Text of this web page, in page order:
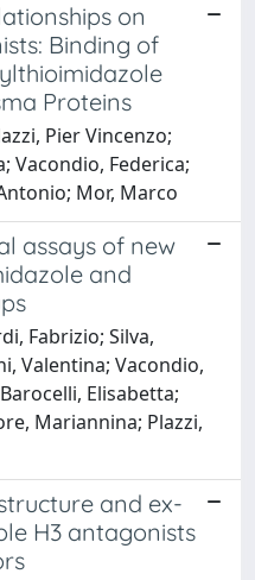
on
Binding of
Proteins
Pier Vincenzo;
Vacondio, Federica;
Mor, Marco
assays of new
and
Fabrizio; Silva,
Valentina; Vacondio,
Elisabetta;
Mariannina; Plazzi,
and ex-
H3 antagonists